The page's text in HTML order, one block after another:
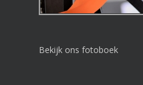
Bekijk ons fotoboek